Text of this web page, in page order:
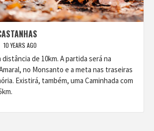
10 YEARS AGO
de 10km. A partida será na
no Monsanto e a meta nas traseiras
Existirá, também, uma Caminhada com